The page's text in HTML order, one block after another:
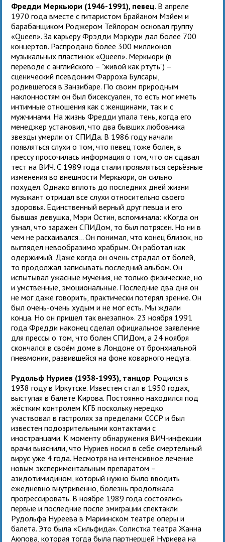
Фредди Меркьюри (1946-1991), певец. В апреле
1970 года вместе с гитаристом Брайаном Мэйем и
барабанщиком Роджером Тейлором основал группу
«Queen». За карьеру Фрэдди Мэркури дал более 700
концертов. Распродано более 300 миллионов
музыкальных пластинок «Queen». Меркьюри (в
переводе с английского – "живой как ртуть") –
сценический псевдоним Фарроха Булсары,
родившегося в Занзибаре. По своим природным
наклонностям он был бисексуален, то есть мог иметь
интимные отношения как с женщинами, так и с
мужчинами. На жизнь Фредди упала тень, когда его
менеджер установил, что два бывших любовника
звезды умерли от СПИДа. В 1986 году начали
появляться слухи о том, что певец тоже болен, в
прессу просочилась информация о том, что он сдавал
тест на ВИЧ. С 1989 года стали проявляться серьёзные
изменения во внешности Меркьюри, он сильно
похудел. Однако вплоть до последних дней жизни
музыкант отрицал все слухи относительно своего
здоровья. Единственный верный друг певца и его
бывшая девушка, Мэри Остин, вспоминала: «Когда он
узнал, что заражен СПИДом, то был потрясен. Но ни в
чем не раскаивался… Он понимал, что конец близок, но
выглядел невообразимо храбрым. Он работал как
одержимый. Даже когда он очень страдал от болей,
то продолжал записывать последний альбом. Он
испытывал ужасные мучения, не только физические, но
и умственные, эмоциональные. Последние два дня он
не мог даже говорить, практически потерял зрение. Он
был очень-очень худым и не мог есть. Мы ждали
конца. Но он пришел так внезапно». 23 ноября 1991
года Фредди наконец сделал официальное заявление
для прессы о том, что болен СПИДом, а 24 ноября
скончался в своём доме в Лондоне от бронхиальной
пневмонии, развившейся на фоне коварного недуга.
Рудольф Нуриев (1938-1993), танцор. Родился в
1938 году в Иркутске. Известен стал в 1950 годах,
выступая в балете Кирова. Постоянно находился под
жёстким контролем КГБ поскольку нередко
участвовал в гастролях за пределами СССР и был
известен подозрительными контактами с
иностранцами. К моменту обнаружения ВИЧ-инфекции
врачи выяснили, что Нуриев носил в себе смертельный
вирус уже 4 года. Несмотря на интенсивное лечение
новым экспериментальным препаратом –
азидотимидином, который нужно было вводить
ежедневно внутривенно, болезнь продолжала
прогрессировать. В ноябре 1989 года состоялись
первые и последние после эмиграции спектакли
Рудольфа Нуреева в Мариинском театре оперы и
балета. Это была «Сильфида». Солистка театра Жанна
Аюпова, которая тогда была партнершей Нуриева на